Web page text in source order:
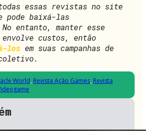
essas revistas no site
pode baixá-las
entanto, manter esse
custos, então
los em suas campanhas de
World, Revista Ação Games, Revista